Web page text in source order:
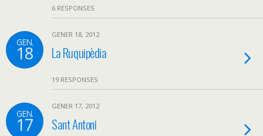
6 RESPONSES
GEN.
18
GENER 18, 2012
La Ruquipèdia
19 RESPONSES
GEN.
17
GENER 17, 2012
Sant Antoni